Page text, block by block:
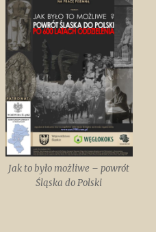
Jak to było możliwe – powrót
Śląska do Polski